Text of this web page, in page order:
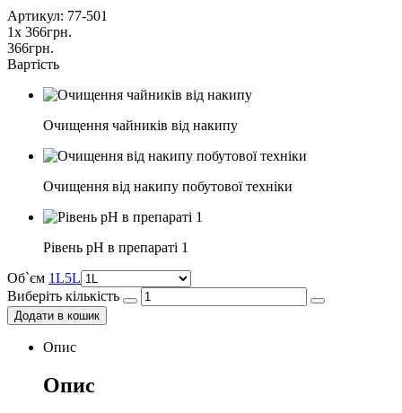
Артикул: 77-501
1x 366грн.
366грн.
Вартість
Очищення чайників від накипу
Очищення від накипу побутової техніки
Рівень pH в препараті 1
Об`єм 1L5L
Виберіть кількість
Додати в кошик
Опис
Опис